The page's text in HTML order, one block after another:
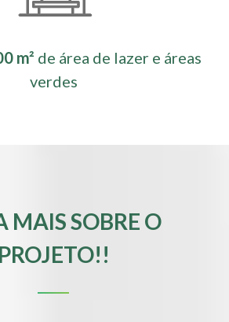
m² de área de lazer e áreas
verdes
MAIS SOBRE O
PROJETO!!